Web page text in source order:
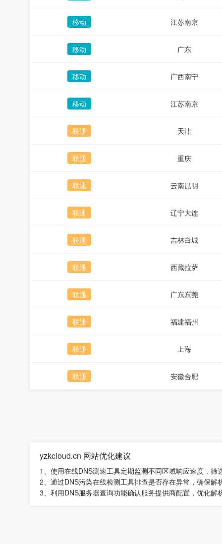
移动 江苏南京
移动 广东
移动 广西南宁
移动 江苏南京
联通 天津
联通 重庆
联通 云南昆明
联通 辽宁大连
联通 吉林白城
联通 西藏拉萨
联通 广东东莞
联通 福建福州
联通 上海
联通 安徽合肥
yzkcloud.cn 网站优化建议
1、使用在线DNS测速工具定期监测不同区域响应速度，筛
2、通过DNS污染在线检测工具排查是否存在异常，确保解
3、利用DNS服务器查询功能确认服务提供商配置，优化解